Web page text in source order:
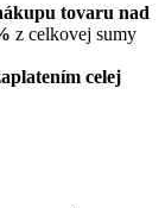
tovaru nad
z celkovej sumy
celej